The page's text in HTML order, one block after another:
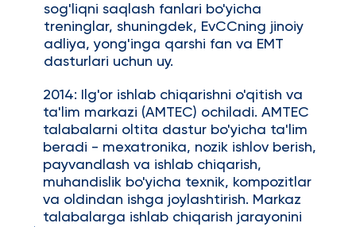
sog'liqni saqlash fanlari bo'yicha
treninglar, shuningdek, EvCCning jinoiy
adliya, yong'inga qarshi fan va EMT
dasturlari uchun uy.
2014: Ilg'or ishlab chiqarishni o'qitish va
ta'lim markazi (AMTEC) ochiladi. AMTEC
talabalarni oltita dastur bo'yicha ta'lim
beradi - mexatronika, nozik ishlov berish,
payvandlash va ishlab chiqarish,
muhandislik bo'yicha texnik, kompozitlar
va oldindan ishga joylashtirish. Markaz
talabalarga ishlab chiqarish jarayonini